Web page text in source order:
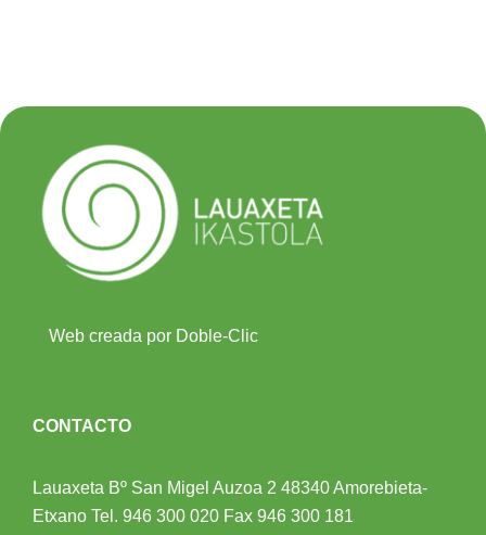
Web creada por Doble-Clic
CONTACTO
Lauaxeta Bº San Migel Auzoa 2 48340 Amorebieta-
Etxano Tel. 946 300 020 Fax 946 300 181